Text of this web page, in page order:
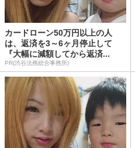
カードローン50万円以上の人
は、返済を3～6ヶ月停止して
『大幅に減額してから返済...
PR(渋谷法務総合事務所)